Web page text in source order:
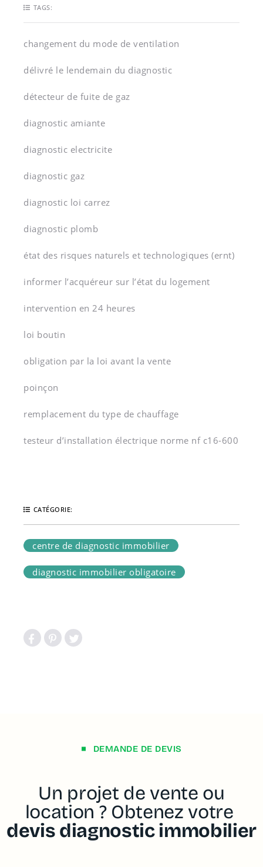
TAGS:
changement du mode de ventilation
délivré le lendemain du diagnostic
détecteur de fuite de gaz
diagnostic amiante
diagnostic electricite
diagnostic gaz
diagnostic loi carrez
diagnostic plomb
état des risques naturels et technologiques (ernt)
informer l’acquéreur sur l’état du logement
intervention en 24 heures
loi boutin
obligation par la loi avant la vente
poinçon
remplacement du type de chauffage
testeur d’installation électrique norme nf c16-600
CATÉGORIE:
centre de diagnostic immobilier
diagnostic immobilier obligatoire
DEMANDE DE DEVIS
Un projet de vente ou
location ? Obtenez votre
devis diagnostic immobilier